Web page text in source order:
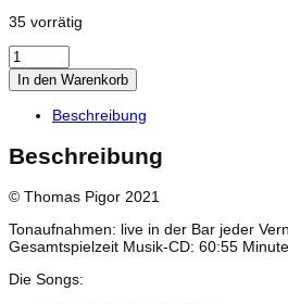
35 vorrätig
Buch
+
CD
singt,
Eichhorn
begleiten
Vol.
X
In den Warenkorb
Beschreibung
Beschreibung
© Thomas Pigor 2021
Tonaufnahmen: live in der Bar jeder
Gesamtspielzeit Musik-CD: 60:55
Die Songs: